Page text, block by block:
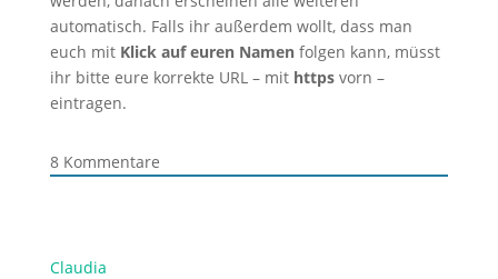
automatisch. Falls ihr außerdem wollt, dass man
euch mit Klick auf euren Namenfolgen kann, müsst
ihr bitte eure korrekte URL – mit httpsvorn –
eintragen.
8Kommentare
Claudia